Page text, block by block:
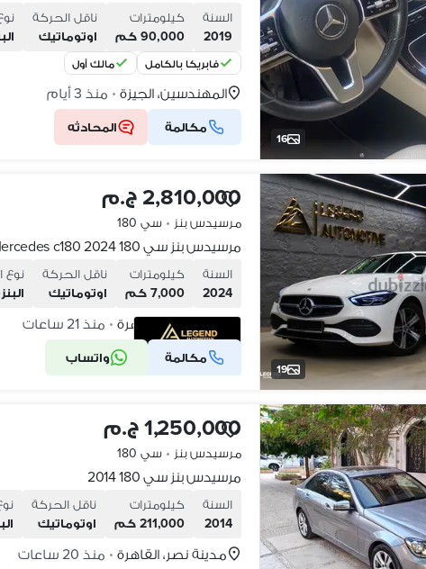
16
السنة
2019
كيلومترات
90,000 كم
ناقل الحركة
اوتوماتيك
فابريكا بالكامل مالك أول
المهندسين، الجيزة • منذ 3 أيام
مكالمة المحادثه
19
2,810,000 ج.م
مرسيدس بنز • سي 180
مرسيدس بنز سي 180 2024 Mercedes c180
السنة
2024
كيلومترات
7,000 كم
ناقل الحركة
اوتوماتيك
نوع
مدينة نصر، القاهرة • منذ 21 ساعات
مكالمة واتساب شركة موثقة
1,250,000 ج.م
مرسيدس بنز • سي 180
مرسيدس بنز سي 180 2014
السنة
2014
كيلومترات
211,000 كم
ناقل الحركة
اوتوماتيك
مدينة نصر، القاهرة • منذ 20 ساعات